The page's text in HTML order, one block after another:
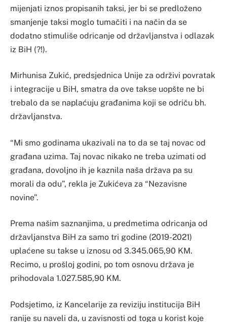
mijenjati iznos propisanih taksi, jer bi se predloženo
smanjenje taksi moglo tumačiti i na način da se
dodatno stimuliše odricanje od državljanstva i odlazak
iz BiH (?!).
Mirhunisa Zukić, predsjednica Unije za održivi povratak
i integracije u BiH, smatra da ove takse uopšte ne bi
trebalo da se naplaćuju građanima koji se odriču bh.
državljanstva.
“Mi smo godinama ukazivali na to da se taj novac od
građana uzima. Taj novac nikako ne treba uzimati od
građana, dovoljno ih je kaznila naša država pa su
morali da odu”, rekla je Zukićeva za “Nezavisne
novine”.
Prema našim saznanjima, u predmetima odricanja od
državljanstva BiH za samo tri godine (2019-2021)
uplaćene su takse u iznosu od 3.345.065,90 KM.
Recimo, u prošloj godini, po tom osnovu država je
prihodovala 1.027.585,90 KM.
Podsjetimo, iz Kancelarije za reviziju institucija BiH
ranije su naveli da, u zavisnosti od toga u korist koje